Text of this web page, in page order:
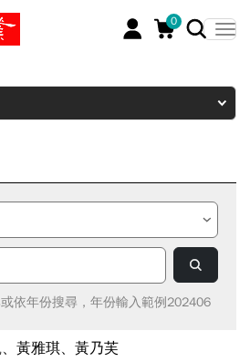
0
依年份搜尋，年份輸入範例202406
黃雅琪、黃乃芙